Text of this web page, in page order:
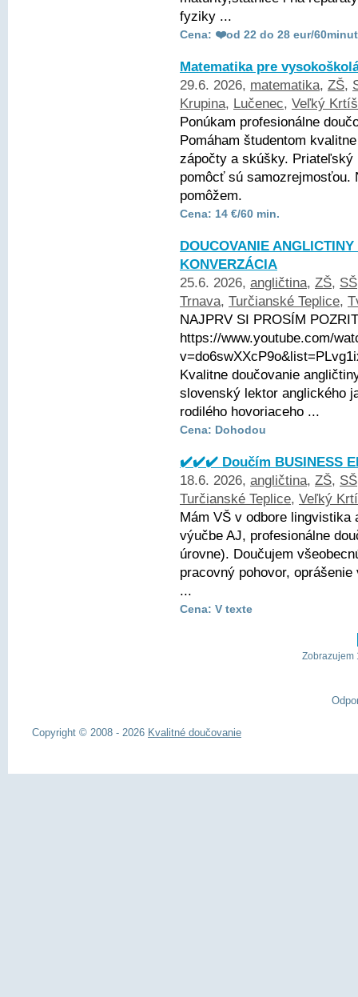
fyziky ...
Cena: ❤️od 22 do 28 eur/
Matematika pre
29.6. 2026, matematika, ZŠ,
Krupina, Lučenec, Veľký Krtíš
Ponúkam profesionálne
Pomáham študentom
zápočty a skúšky.
pomôcť sú samozrejmosťou.
pomôžem.
Cena: 14 €/60 min.
DOUCOVANIE
KONVERZÁCIA
25.6. 2026, angličtina, ZŠ, SŠ
Trnava, Turčianské Teplice,
NAJPRV SI PROSÍM
https://www.youtube.com/
Kvalitne doučovanie
slovenský lektor anglického
rodilého hovoriaceho ...
Cena: Dohodou
✔️✔️✔️ Doučím BUSINESS
18.6. 2026, angličtina, ZŠ, SŠ
Turčianské Teplice, Veľký
Mám VŠ v odbore
výučbe AJ, profesionálne
úrovne). Doučujem
pracovný pohovor,
...
Cena: V texte
Zobrazujem
Copyright © 2008 - 2026 Kvalitné doučovanie